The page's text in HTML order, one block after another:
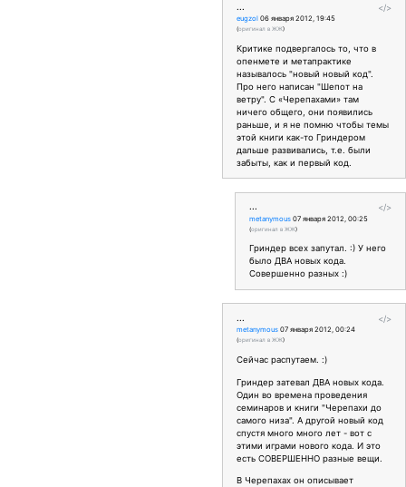
</>
...
eugzol 06 января 2012, 19:45
(оригинал в ЖЖ)
Критике подвергалось то, что в
опенмете и метапрактике
называлось "новый новый код".
Про него написан "Шепот на
ветру". С «Черепахами» там
ничего общего, они появились
раньше, и я не помню чтобы темы
этой книги как-то Гриндером
дальше развивались, т.е. были
забыты, как и первый код.
</>
...
metanymous 07 января 2012, 00:25
(оригинал в ЖЖ)
Гриндер всех запутал. :) У него
было ДВА новых кода.
Совершенно разных :)
</>
...
metanymous 07 января 2012, 00:24
(оригинал в ЖЖ)
Сейчас распутаем. :)
Гриндер затевал ДВА новых кода.
Один во времена проведения
семинаров и книги "Черепахи до
самого низа". А другой новый код
спустя много много лет - вот с
этими играми нового кода. И это
есть СОВЕРШЕННО разные вещи.
В Черепахах он описывает